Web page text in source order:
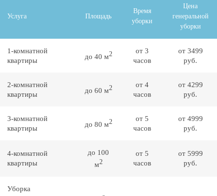
Услуга Площадь
Время
уборки
Цена
генеральной
уборки
1-комнатной
квартиры
до 40 м2
от 3
часов
от 3499
руб.
2-комнатной
квартиры
до 60 м2
от 4
часов
от 4299
руб.
3-комнатной
квартиры
до 80 м2
от 5
часов
от 4999
руб.
4-комнатной
квартиры
до 100
м2
от 5
часов
от 5999
руб.
Уборка